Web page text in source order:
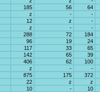
185 56
64
z -
-
12 z
-
z -
-
288 72
184
96 19
24
117 33
65
142 65
39
406 62
100
z -
-
875 175
372
22 z
z
10 -
10